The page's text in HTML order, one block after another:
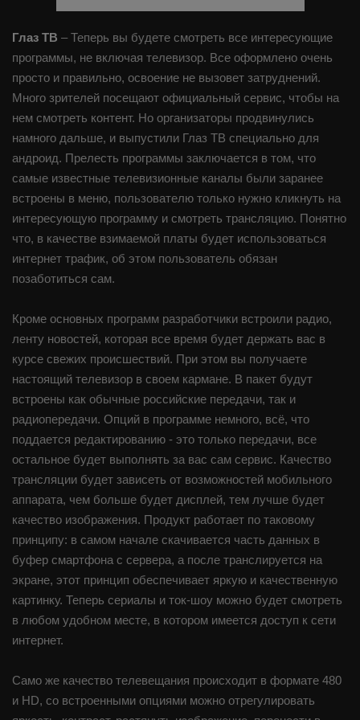
IPTV плейлист
Глаз ТВ – Теперь вы будете смотреть все интересующие
программы, не включая телевизор. Все оформлено очень
просто и правильно, освоение не вызовет затруднений.
Много зрителей посещают официальный сервис, чтобы на
нем смотреть контент. Но организаторы продвинулись
намного дальше, и выпустили Глаз ТВ специально для
андроид. Прелесть программы заключается в том, что
самые известные телевизионные каналы были заранее
встроены в меню, пользователю только нужно кликнуть на
интересующую программу и смотреть трансляцию. Понятно
что, в качестве взимаемой платы будет использоваться
интернет трафик, об этом пользователь обязан
позаботиться сам.
Кроме основных программ разработчики встроили радио,
ленту новостей, которая все время будет держать вас в
курсе свежих происшествий. При этом вы получаете
настоящий телевизор в своем кармане. В пакет будут
встроены как обычные российские передачи, так и
радиопередачи. Опций в программе немного, всё, что
поддается редактированию - это только передачи, все
остальное будет выполнять за вас сам сервис. Качество
трансляции будет зависеть от возможностей мобильного
аппарата, чем больше будет дисплей, тем лучше будет
качество изображения. Продукт работает по таковому
принципу: в самом начале скачивается часть данных в
буфер смартфона с сервера, а после транслируется на
экране, этот принцип обеспечивает яркую и качественную
картинку. Теперь сериалы и ток-шоу можно будет смотреть
в любом удобном месте, в котором имеется доступ к сети
интернет.
Само же качество телевещания происходит в формате 480
и НD, со встроенными опциями можно отрегулировать